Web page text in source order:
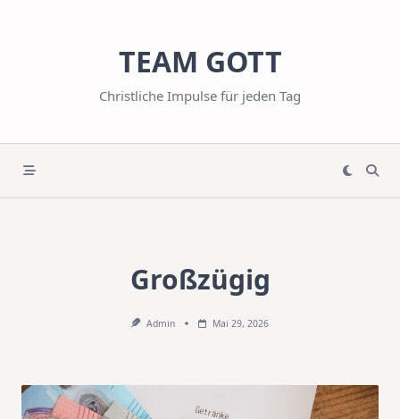
TEAM GOTT
Christliche Impulse für jeden Tag
Großzügig
Admin Mai 29, 2026